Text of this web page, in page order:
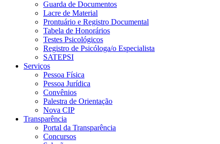
Guarda de Documentos
Lacre de Material
Prontuário e Registro Documental
Tabela de Honorários
Testes Psicológicos
Registro de Psicóloga/o Especialista
SATEPSI
Serviços
Pessoa Física
Pessoa Jurídica
Convênios
Palestra de Orientação
Nova CIP
Transparência
Portal da Transparência
Concursos